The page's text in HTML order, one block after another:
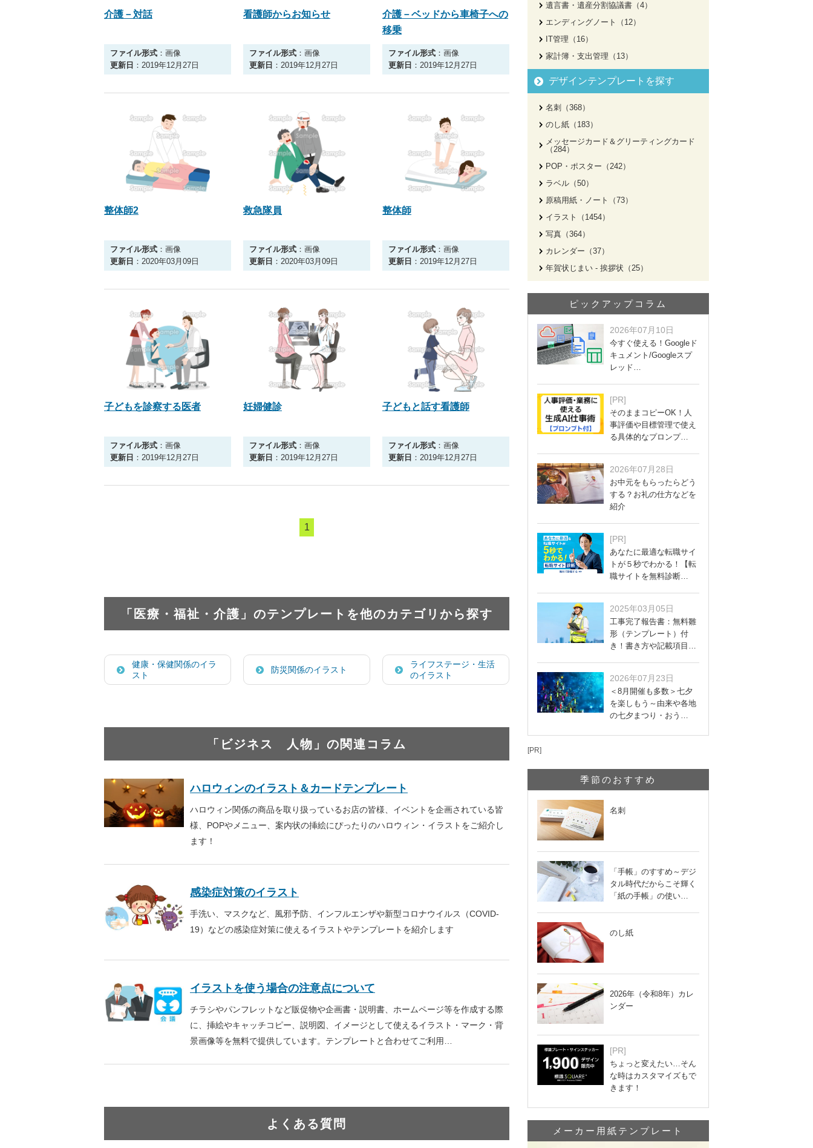
介護－対話
ファイル形式 ：画像
更新日 ：2019年12月27日
看護師からお知らせ
ファイル形式 ：画像
更新日 ：2019年12月27日
介護－ベッドから車椅子への
移乗
ファイル形式 ：画像
更新日 ：2019年12月27日
整体師2
ファイル形式 ：画像
更新日 ：2020年03月09日
救急隊員
ファイル形式 ：画像
更新日 ：2020年03月09日
整体師
ファイル形式 ：画像
更新日 ：2019年12月27日
子どもを診察する医者
ファイル形式 ：画像
更新日 ：2019年12月27日
妊婦健診
ファイル形式 ：画像
更新日 ：2019年12月27日
子どもと話す看護師
ファイル形式 ：画像
更新日 ：2019年12月27日
1
「医療・福祉・介護」のテンプレートを他のカテゴリから探す
健康・保健関係のイラ
スト
防災関係のイラスト
ライフステージ・生活
のイラスト
「ビジネス 人物」の関連コラム
ハロウィンのイラスト＆カードテンプレート
ハロウィン関係の商品を取り扱っているお店の皆様、イベントを企画されている皆
様、POPやメニュー、案内状の挿絵にぴったりのハロウィン・イラストをご紹介し
ます！
感染症対策のイラスト
手洗い、マスクなど、風邪予防、インフルエンザや新型コロナウイルス（COVID-
19）などの感染症対策に使えるイラストやテンプレートを紹介します
イラストを使う場合の注意点について
チラシやパンフレットなど販促物や企画書・説明書、ホームページ等を作成する際
に、挿絵やキャッチコピー、説明図、イメージとして使えるイラスト・マーク・背
景画像等を無料で提供しています。テンプレートと合わせてご利用…
よくある質問
遺言書・遺産分割協議書（4）
エンディングノート（12）
IT管理（16）
家計簿・支出管理（13）
デザインテンプレートを探す
名刺（368）
のし紙（183）
メッセージカード＆グリーティングカード
（284）
POP・ポスター（242）
ラベル（50）
原稿用紙・ノート（73）
イラスト（1454）
写真（364）
カレンダー（37）
年賀状じまい - 挨拶状（25）
ピックアップコラム
2026年07月10日
今すぐ使える！Googleド
キュメント/Googleスプ
レッド…
[PR]
そのままコピーOK！人
事評価や目標管理で使え
る具体的なプロンプ…
2026年07月28日
お中元をもらったらどう
する？お礼の仕方などを
紹介
[PR]
あなたに最適な転職サイ
トが５秒でわかる！【転
職サイトを無料診断…
2025年03月05日
工事完了報告書：無料雛
形（テンプレート）付
き！書き方や記載項目…
2026年07月23日
＜8月開催も多数＞七夕
を楽しもう～由来や各地
の七夕まつり・おう…
[PR]
季節のおすすめ
名刺
「手帳」のすすめ～デジ
タル時代だからこそ輝く
「紙の手帳」の使い…
のし紙
2026年（令和8年）カレ
ンダー
[PR]
ちょっと変えたい…そん
な時はカスタマイズもで
きます！
メーカー用紙テンプレート